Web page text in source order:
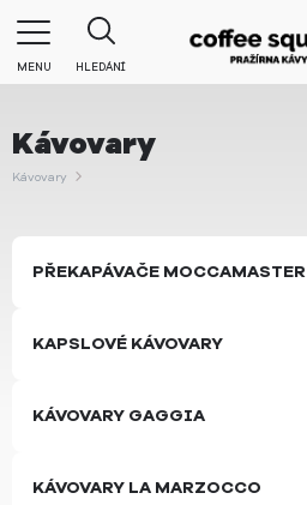
MENU HLEDÁNÍ
Kávovary
Kávovary
PŘEKAPÁVAČE MOCCAMASTER
KAPSLOVÉ KÁVOVARY
KÁVOVARY GAGGIA
KÁVOVARY LA MARZOCCO